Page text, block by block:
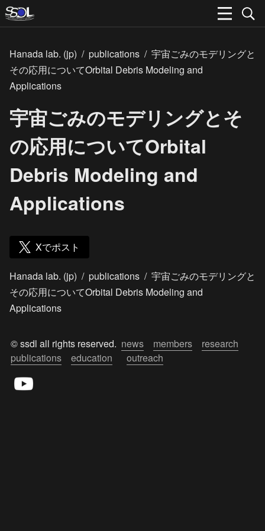
Hanada lab. (jp) / publications / 宇宙ごみのモデリングと
その応用についてOrbital Debris Modeling and
Applications
宇宙ごみのモデリングとそ
の応用についてOrbital
Debris Modeling and
Applications
Xでポスト
Hanada lab. (jp) / publications / 宇宙ごみのモデリングと
その応用についてOrbital Debris Modeling and
Applications
© ssdl all rights reserved. news members
research
publications
education outreach